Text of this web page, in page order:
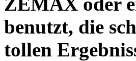
benutzt, die
tollen